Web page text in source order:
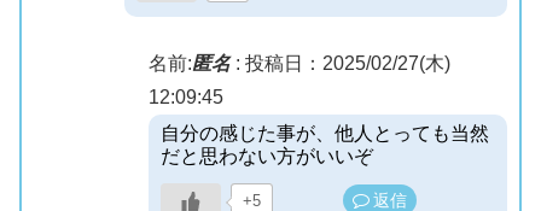
名前:匿名: 投稿日：2025/02/27(木)
12:09:45
自分の感じた事が、他人とっても当然
だと思わない方がいいぞ
+5 返信